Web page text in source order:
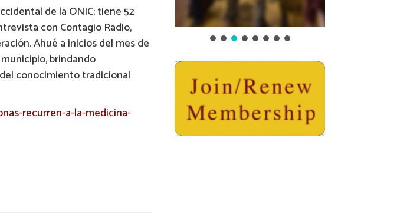
de la ONIC; tiene 52
con Contagio Radio,
Ahué a inicios del mes de
brindando
conocimiento tradicional
recurren-a-la-medicina-